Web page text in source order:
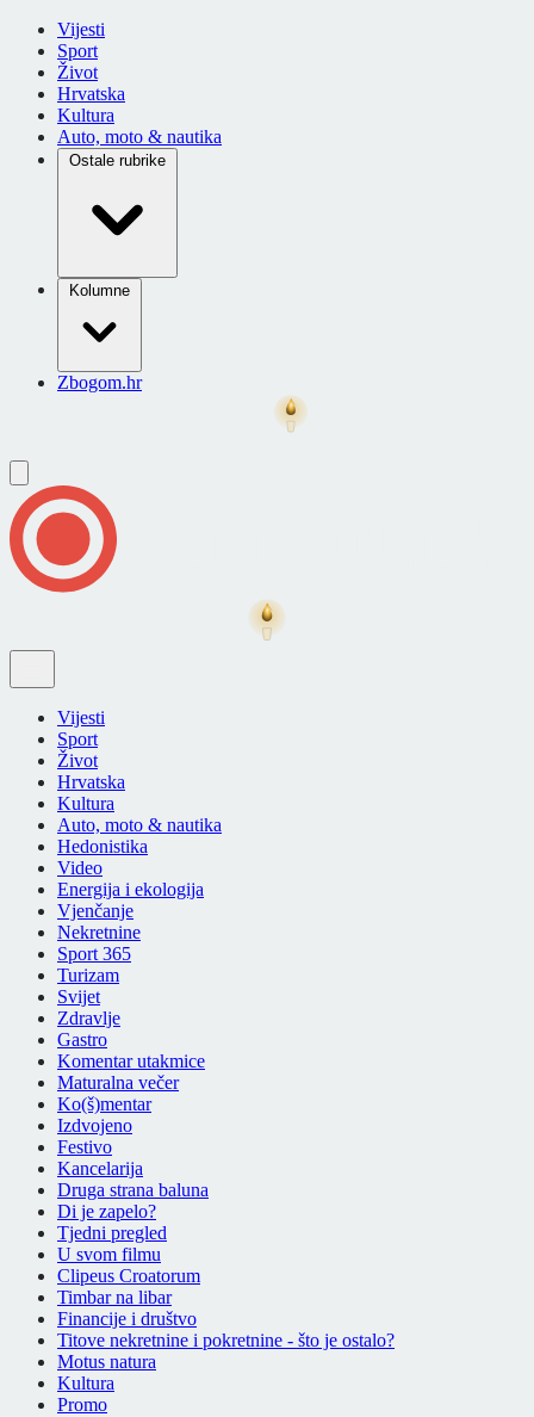
Vijesti
Sport
Život
Hrvatska
Kultura
Auto, moto & nautika
Ostale rubrike
Kolumne
Zbogom.hr
Vijesti
Sport
Život
Hrvatska
Kultura
Auto, moto & nautika
Hedonistika
Video
Energija i ekologija
Vjenčanje
Nekretnine
Sport 365
Turizam
Svijet
Zdravlje
Gastro
Komentar utakmice
Maturalna večer
Ko(š)mentar
Izdvojeno
Festivo
Kancelarija
Druga strana baluna
Di je zapelo?
Tjedni pregled
U svom filmu
Clipeus Croatorum
Timbar na libar
Financije i društvo
Titove nekretnine i pokretnine - što je ostalo?
Motus natura
Kultura
Promo